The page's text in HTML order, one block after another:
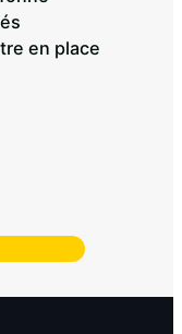
en place